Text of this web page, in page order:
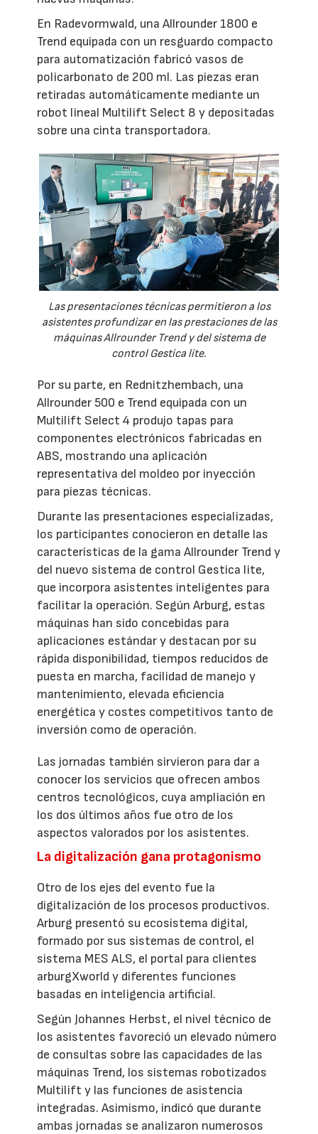
En Radevormwald, una Allrounder 1800 e
Trend equipada con un resguardo compacto
para automatización fabricó vasos de
policarbonato de 200 ml. Las piezas eran
retiradas automáticamente mediante un
robot lineal Multilift Select 8 y depositadas
sobre una cinta transportadora.
Las presentaciones técnicas permitieron a los
asistentes profundizar en las prestaciones de las
máquinas Allrounder Trend y del sistema de
control Gestica lite.
Por su parte, en Rednitzhembach, una
Allrounder 500 e Trend equipada con un
Multilift Select 4 produjo tapas para
componentes electrónicos fabricadas en
ABS, mostrando una aplicación
representativa del moldeo por inyección
para piezas técnicas.
Durante las presentaciones especializadas,
los participantes conocieron en detalle las
características de la gama Allrounder Trend y
del nuevo sistema de control Gestica lite,
que incorpora asistentes inteligentes para
facilitar la operación. Según Arburg, estas
máquinas han sido concebidas para
aplicaciones estándar y destacan por su
rápida disponibilidad, tiempos reducidos de
puesta en marcha, facilidad de manejo y
mantenimiento, elevada eficiencia
energética y costes competitivos tanto de
inversión como de operación.
Las jornadas también sirvieron para dar a
conocer los servicios que ofrecen ambos
centros tecnológicos, cuya ampliación en
los dos últimos años fue otro de los
aspectos valorados por los asistentes.
La digitalización gana protagonismo
Otro de los ejes del evento fue la
digitalización de los procesos productivos.
Arburg presentó su ecosistema digital,
formado por sus sistemas de control, el
sistema MES ALS, el portal para clientes
arburgXworld y diferentes funciones
basadas en inteligencia artificial.
Según Johannes Herbst, el nivel técnico de
los asistentes favoreció un elevado número
de consultas sobre las capacidades de las
máquinas Trend, los sistemas robotizados
Multilift y las funciones de asistencia
integradas. Asimismo, indicó que durante
ambas jornadas se analizaron numerosos